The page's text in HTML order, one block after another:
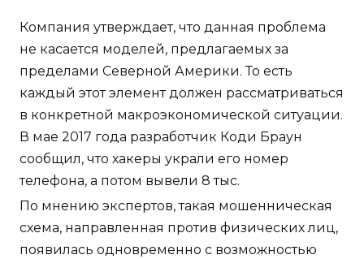
Компания утверждает, что данная проблема
не касается моделей, предлагаемых за
пределами Северной Америки. То есть
каждый этот элемент должен рассматриваться
в конкретной макроэкономической ситуации.
В мае 2017 года разработчик Коди Браун
сообщил, что хакеры украли его номер
телефона, а потом вывели 8 тыс.
По мнению экспертов, такая мошенническая
схема, направленная против физических лиц,
появилась одновременно с возможностью